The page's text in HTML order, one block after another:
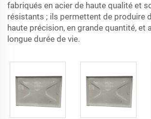
fabriqués en acier de haute qualité et
résistants ; ils permettent de produire
haute précision, en grande quantité, et
longue durée de vie.